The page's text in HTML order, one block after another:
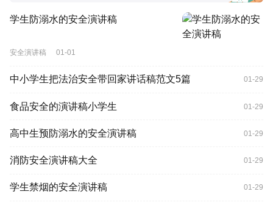
学生防溺水的安全演讲稿
安全演讲稿 01-01
中小学生把法治安全带回家讲话稿范文5篇 01-29
食品安全的演讲稿小学生 01-29
高中生预防溺水的安全演讲稿 01-29
消防安全演讲稿大全 01-29
学生禁烟的安全演讲稿 01-29